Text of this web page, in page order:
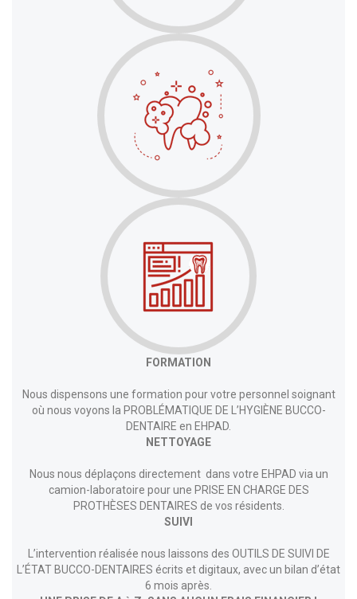
FORMATION
Nous dispensons une formation pour votre personnel soignant
où nous voyons la PROBLÉMATIQUE DE L’HYGIÈNE BUCCO-
DENTAIRE en EHPAD.
NETTOYAGE
Nous nous déplaçons directement dans votre EHPAD via un
camion-laboratoire pour une PRISE EN CHARGE DES
PROTHÈSES DENTAIRES de vos résidents.
SUIVI
L’intervention réalisée nous laissons des OUTILS DE SUIVI DE
L’ÉTAT BUCCO-DENTAIRES écrits et digitaux, avec un bilan d’état
6 mois après.